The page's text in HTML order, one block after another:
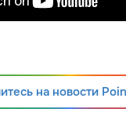
на новости